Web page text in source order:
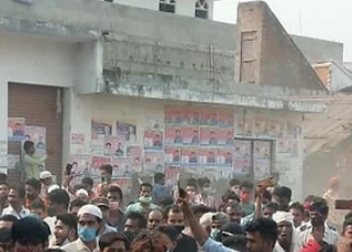
कांग्रेस का चुनावी शंखनाद